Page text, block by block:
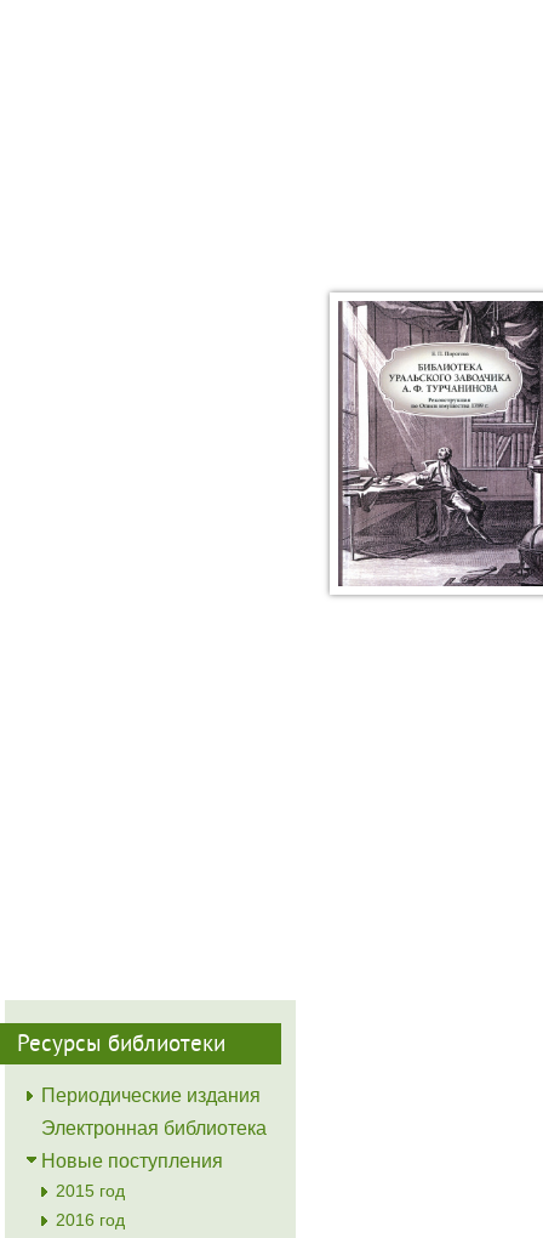
Ресурсы библиотеки
Периодические издания
Электронная библиотека
Новые поступления
2015 год
2016 год